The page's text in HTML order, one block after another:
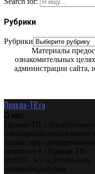
Рубрики
Рубрики
Материалы
ознакомительных
администрации сайта,
Правда-ТВ.ru
О нас
Правда-ТВ -
площадка.Использование
только при
оригинал в «Правда-ТВ»
@2023 - www.pravda-tv.ru.
правообладателям.